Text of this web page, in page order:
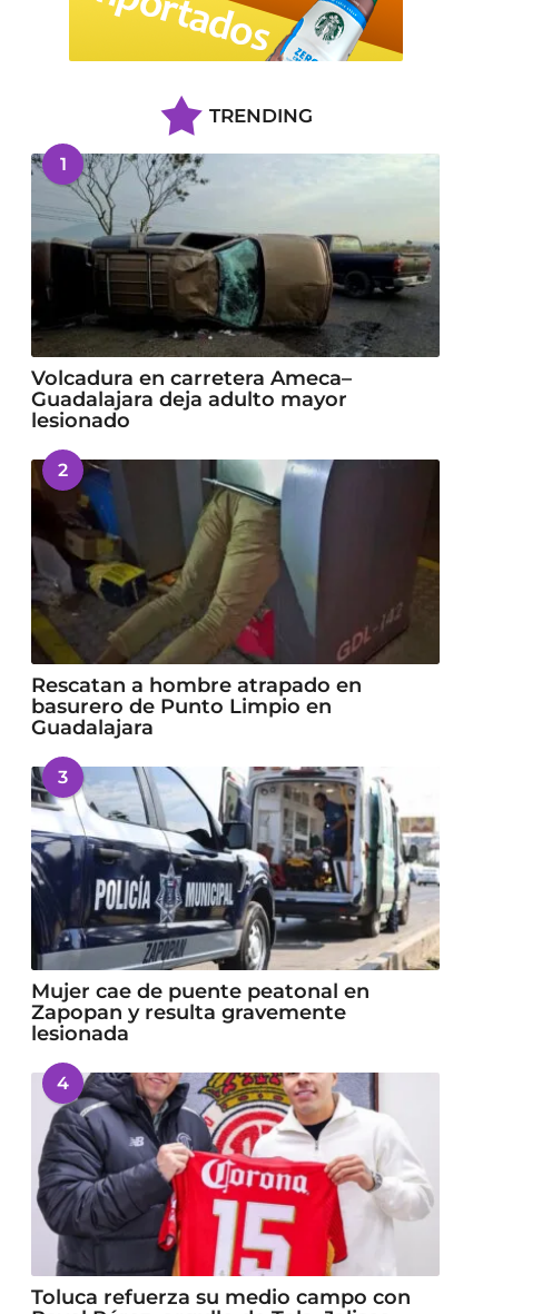
TRENDING
1
Volcadura en carretera Ameca–
Guadalajara deja adulto mayor
lesionado
2
Rescatan a hombre atrapado en
basurero de Punto Limpio en
Guadalajara
3
Mujer cae de puente peatonal en
Zapopan y resulta gravemente
lesionada
4
Toluca refuerza su medio campo con